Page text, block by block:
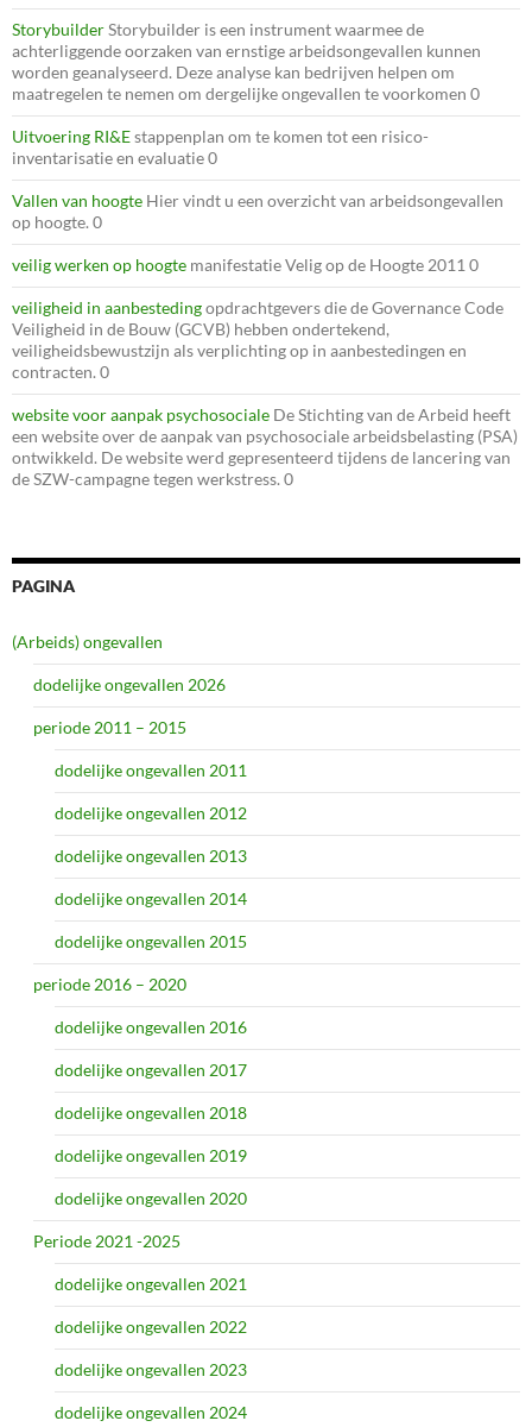
StorybuilderStorybuilder is een instrument waarmee de
achterliggende oorzaken van ernstige arbeidsongevallen kunnen
worden geanalyseerd. Deze analyse kan bedrijven helpen om
maatregelen te nemen om dergelijke ongevallen te voorkomen 0
Uitvoering RI&Estappenplan om te komen tot een risico-
inventarisatie en evaluatie 0
Vallen van hoogte Hier vindt u een overzicht van arbeidsongevallen
op hoogte. 0
veilig werken op hoogte manifestatie Velig op de Hoogte 2011 0
veiligheid in aanbestedingopdrachtgevers die de Governance Code
Veiligheid in de Bouw (GCVB) hebben ondertekend,
veiligheidsbewustzijn als verplichting op in aanbestedingen en
contracten. 0
website voor aanpak psychosociale De Stichting van de Arbeid heeft
een website over de aanpak van psychosociale arbeidsbelasting (PSA)
ontwikkeld. De website werd gepresenteerd tijdens de lancering van
de SZW-campagne tegen werkstress. 0
PAGINA
(Arbeids) ongevallen
dodelijke ongevallen 2026
periode 2011 – 2015
dodelijke ongevallen 2011
dodelijke ongevallen 2012
dodelijke ongevallen 2013
dodelijke ongevallen 2014
dodelijke ongevallen 2015
periode 2016 – 2020
dodelijke ongevallen 2016
dodelijke ongevallen 2017
dodelijke ongevallen 2018
dodelijke ongevallen 2019
dodelijke ongevallen 2020
Periode 2021 -2025
dodelijke ongevallen 2021
dodelijke ongevallen 2022
dodelijke ongevallen 2023
dodelijke ongevallen 2024